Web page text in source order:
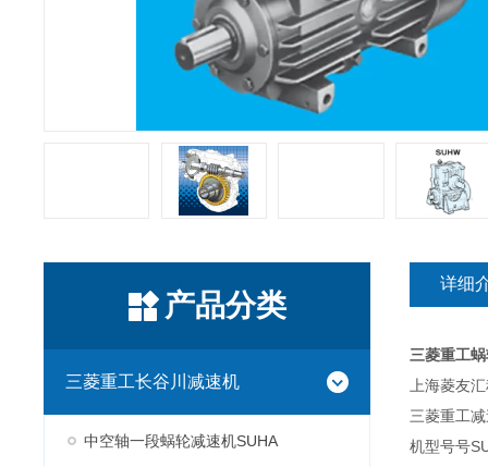
产品分类
三菱重工长谷川减速机
中空轴一段蜗轮减速机SUHA
详细
三菱重工
上海菱友
三菱重工
机型号号